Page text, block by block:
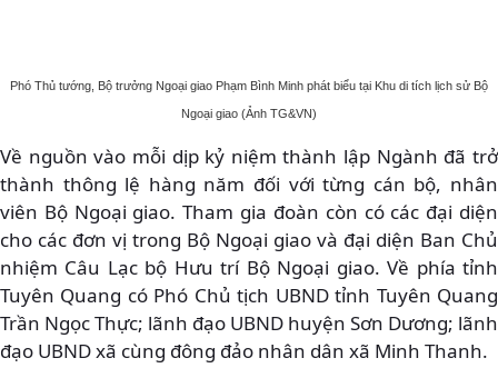
Phó Thủ tướng, Bộ trưởng Ngoại giao Phạm Bình Minh phát biểu tại Khu di tích lịch sử Bộ
Ngoại giao (Ảnh TG&VN)
Về nguồn vào mỗi dịp kỷ niệm thành lập Ngành đã trở
thành thông lệ hàng năm đối với từng cán bộ, nhân
viên Bộ Ngoại giao. Tham gia đoàn còn có các đại diện
cho các đơn vị trong Bộ Ngoại giao và đại diện Ban Chủ
nhiệm Câu Lạc bộ Hưu trí Bộ Ngoại giao. Về phía tỉnh
Tuyên Quang có Phó Chủ tịch UBND tỉnh Tuyên Quang
Trần Ngọc Thực; lãnh đạo UBND huyện Sơn Dương; lãnh
đạo UBND xã cùng đông đảo nhân dân xã Minh Thanh.